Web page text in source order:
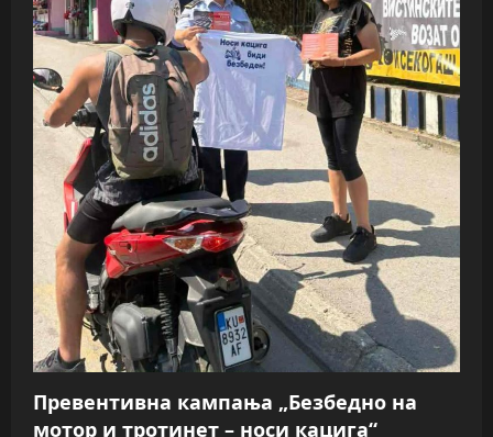
Превентивна кампања „Безбедно на
мотор и тротинет – носи кацига“